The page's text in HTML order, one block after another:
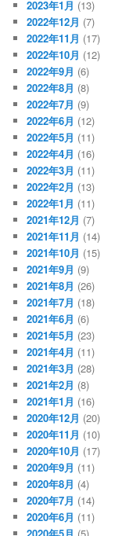
2023年1月 (13)
2022年12月 (7)
2022年11月 (17)
2022年10月 (12)
2022年9月 (6)
2022年8月 (8)
2022年7月 (9)
2022年6月 (12)
2022年5月 (11)
2022年4月 (16)
2022年3月 (11)
2022年2月 (13)
2022年1月 (11)
2021年12月 (7)
2021年11月 (14)
2021年10月 (15)
2021年9月 (9)
2021年8月 (26)
2021年7月 (18)
2021年6月 (6)
2021年5月 (23)
2021年4月 (11)
2021年3月 (28)
2021年2月 (8)
2021年1月 (16)
2020年12月 (20)
2020年11月 (10)
2020年10月 (17)
2020年9月 (11)
2020年8月 (4)
2020年7月 (14)
2020年6月 (11)